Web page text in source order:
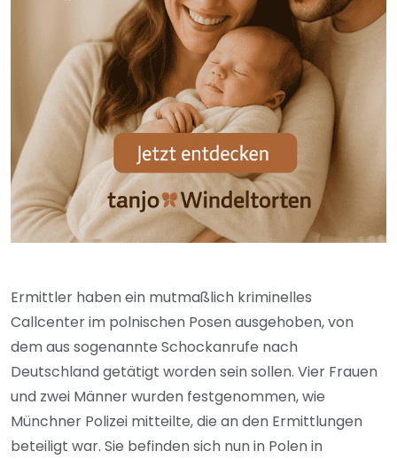
Ermittler haben ein mutmaßlich kriminelles
Callcenter im polnischen Posen ausgehoben, von
dem aus sogenannte Schockanrufe nach
Deutschland getätigt worden sein sollen. Vier Frauen
und zwei Männer wurden festgenommen, wie
Münchner Polizei mitteilte, die an den Ermittlungen
beteiligt war. Sie befinden sich nun in Polen in